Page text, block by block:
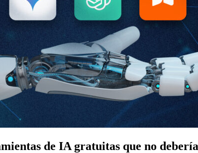
de IA gratuitas que no